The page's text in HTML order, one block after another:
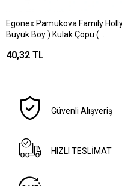
Egonex Pamukova Family
Büyük Boy ) Kulak Çöpü (
Kutu )*6x24
40,32 TL
Güvenli Alışveriş
HIZLI TESLİMAT